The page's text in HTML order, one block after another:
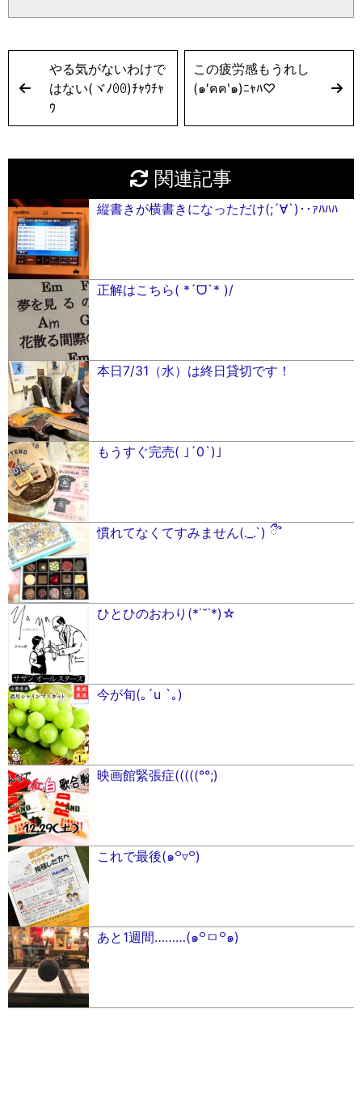
やる気がないわけで
はない(ヾﾉꏿꏿ)ﾁｬｳﾁｬ
ｳ
この疲労感もうれし
(๑′ฅฅ‵๑)ﾆｬﾊ♡
関連記事
縦書きが横書きになっただけ(;´∀︎`)･･ｧﾊﾊﾊ
正解はこちら( *´ᗜ`* )/
本日7/31（水）は終日貸切です！
もうすぐ完売( ｣´0`)｣
慣れてなくてすみません(._.`) ྀྀ՞
ひとひのおわり(*˙˘˙*)☆
今が旬(｡´u `｡)
映画館緊張症(((((°°;)
これで最後(๑꒪▿꒪)
あと1週間………(๑꒪ㅁ꒪๑)